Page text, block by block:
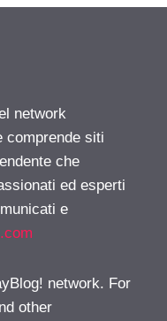
network
comprende siti
che
ed esperti
e
network. For
other